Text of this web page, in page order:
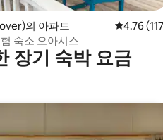
후기 83개
의 아파트 평점 4.76
4.76
숙소 오아시스
장기 숙박 요금